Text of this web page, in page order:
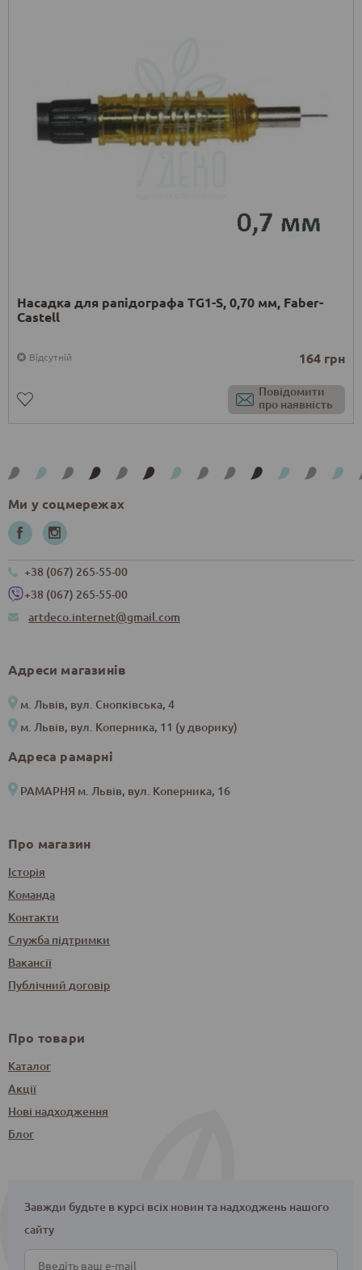
Насадка для рапідографа TG1-S, 0,70 мм, Faber-
Castell
Відсутній 164 грн
Повідомити
про наявність
Ми у соцмережах
+38 (067) 265-55-00
+38 (067) 265-55-00
artdeco.internet@gmail.com
Адреси магазинів
м. Львів, вул. Снопківська, 4
м. Львів, вул. Коперника, 11 (у дворику)
Адреса рамарні
РАМАРНЯ м. Львів, вул. Коперника, 16
Про магазин
Історія
Команда
Контакти
Служба підтримки
Вакансії
Публічний договір
Про товари
Каталог
Акції
Нові надходження
Блог
Завжди будьте в курсі всіх новин та надходжень нашого
сайту